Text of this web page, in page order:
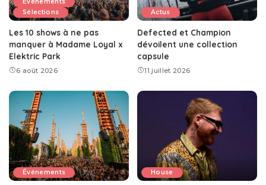
Sélections
Les 10 shows à ne pas
manquer à Madame Loyal x
Elektric Park
6 août 2026
Actus
Defected et Champion
dévoilent une collection
capsule
11 juillet 2026
Événements House